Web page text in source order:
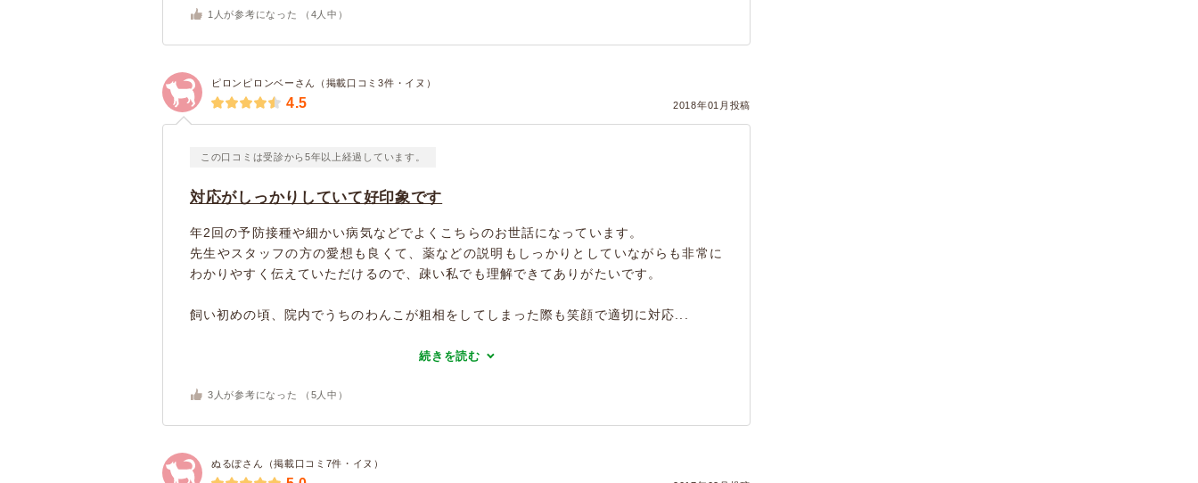
1 人が参考になった （ 4 人中）
ピロンピロンベーさん（掲載口コミ3件・イヌ）
2018年01月投稿
4.5
この口コミは受診から5年以上経過しています。
対応がしっかりしていて好印象です
年2回の予防接種や細かい病気などでよくこちらのお世話になっています。
先生やスタッフの方の愛想も良くて、薬などの説明もしっかりとしていながらも非常に
わかりやすく伝えていただけるので、疎い私でも理解できてありがたいです。
飼い初めの頃、院内でうちのわんこが粗相をしてしまった際も笑顔で適切に対応...
続きを読む
3 人が参考になった （ 5 人中）
ぬるぽさん（掲載口コミ7件・イヌ）